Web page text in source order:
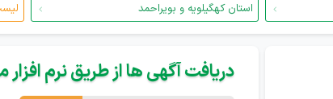
استان کهگیلویه و بویراحمد
دریافت آگهی ها از طریق نرم